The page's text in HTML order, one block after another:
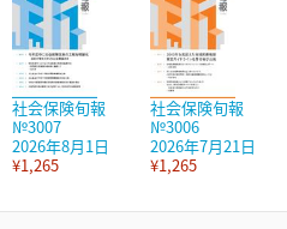
社会保険旬報
№3007
2026年8月1日
¥1,265
社会保険旬報
№3006
2026年7月21日
¥1,265